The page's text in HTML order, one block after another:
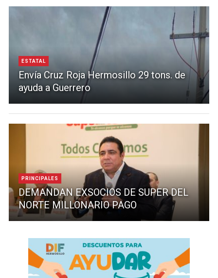
ESTATAL
Envía Cruz Roja Hermosillo 29 tons. de
ayuda a Guerrero
PRINCIPALES
DEMANDAN EXSOCIOS DE SUPER DEL
NORTE MILLONARIO PAGO